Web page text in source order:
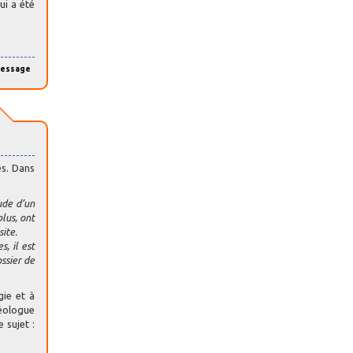
a été
Dans
d’un
ont
il est
de
et à
sujet :